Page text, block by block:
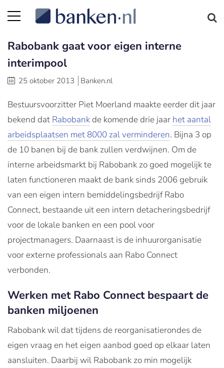
Rabobank gaat voor eigen interne
interimpool
25 oktober 2013 Banken.nl
Bestuursvoorzitter Piet Moerland maakte eerder dit jaar
bekend dat Rabobankde komende drie jaar het aantal
arbeidsplaatsen met 8000 zal verminderen. Bijna 3 op
de 10 banen bij de bank zullen verdwijnen. Om de
interne arbeidsmarkt bij Rabobank zo goed mogelijk te
laten functioneren maakt de bank sinds 2006 gebruik
van een eigen intern bemiddelingsbedrijf Rabo
Connect, bestaande uit een intern detacheringsbedrijf
voor de lokale banken en een pool voor
projectmanagers. Daarnaast is de inhuurorganisatie
voor externe professionals aan Rabo Connect
verbonden.
Werken met Rabo Connect bespaart de
banken miljoenen
Rabobank wil dat tijdens de reorganisatierondes de
eigen vraag en het eigen aanbod goed op elkaar laten
aansluiten. Daarbij wil Rabobank zo min mogelijk